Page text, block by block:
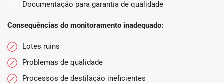
Documentação para garantia de qualidade
Consequências do monitoramento inadequado:
Lotes ruins
Problemas de qualidade
Processos de destilação ineficientes